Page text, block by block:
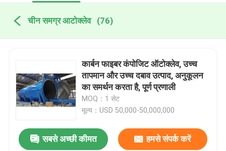
चीन समग्र आटोक्लेव (76)
कार्बन फाइबर कंपोजिट ऑटोक्लेव, उच्च
तापमान और उच्च दबाव उत्पाद, अनुकूलन
का समर्थन करता है, पूर्ण प्रणाली
MOQ：1 सेट
मूल्य：USD 50,000-50,000,000
सबसे अच्छी कीमत हमसे संपर्क करें